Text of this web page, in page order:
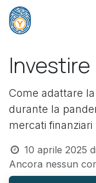
Passa al contenuto
Investire
Come adattare
durante la
mercati finanziari
10 aprile 2025 di
Ancora nessun